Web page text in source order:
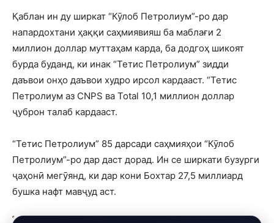
Қаблан ин ду ширкат “Кӯлоб Петролиум”-ро дар
напардохтани ҳаққи саҳмиявияш ба маблағи 2
миллион доллар муттаҳам карда, ба додгоҳ шикоят
бурда буданд, ки инак “Тетис Петролиум” зидди
даъвои онҳо даъвои худро ирсол кардааст. “Тетис
Петролиум аз CNPS ва Total 10,1 миллион доллар
ҷуброн талаб кардааст.
“Тетис Петролиум” 85 дарсади саҳмияҳои “Кӯлоб
Петролиум”-ро дар даст дорад. Ин се ширкати бузурги
ҷаҳонӣ мегӯянд, ки дар кони Бохтар 27,5 миллиард
бушка нафт мавҷуд аст.